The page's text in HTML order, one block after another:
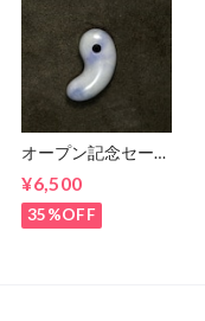
オープン記念セー
ラベンダー 勾玉
14g
¥6,500
35%OFF